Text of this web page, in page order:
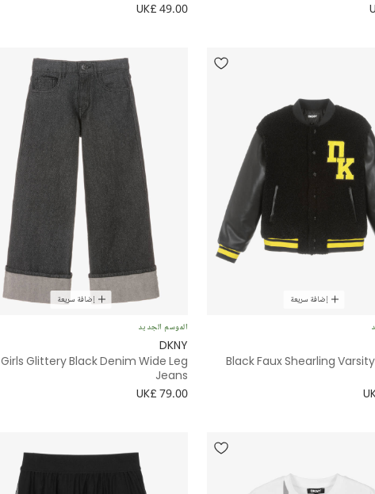
UK£ 49.00
إضافة سريعة
Black Faux Shearling
إضافة سريعة
الموسم الجديد
DKNY
Girls Glittery Black Denim Wide Leg
Jeans
UK£ 79.00